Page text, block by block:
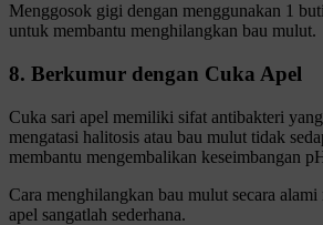
Menggosok gigi dengan menggunakan 1
untuk membantu menghilangkan bau mulut.
8. Berkumur dengan Cuka Apel
Cuka sari apel memiliki sifat antibakteri
mengatasi halitosis atau bau mulut tidak
membantu mengembalikan keseimbangan
Cara menghilangkan bau mulut secara
apel sangatlah sederhana.